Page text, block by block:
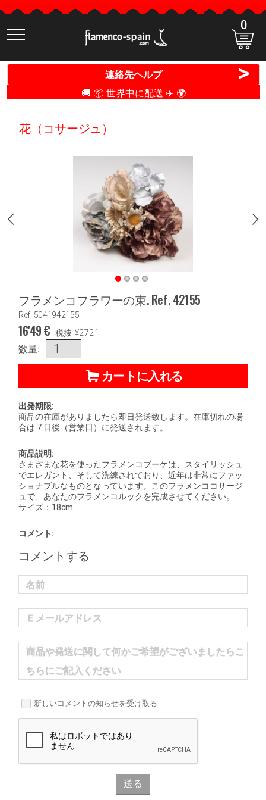
商
品
検
0
連絡先ヘルプ >
🚚 📦 世界中に配送 ✈️ 🌍
花（コサージュ）
フラメンコフラワーの束. Ref. 42155
Ref: 5041942155
16'49€ 税抜 ¥2721
数量:
カートに入れる
出発期限:
商品の在庫がありましたら即日発送致します。在庫切れの場
合は 7 日後（営業日）に発送されます。
商品説明:
さまざまな花を使ったフラメンコブーケは、スタイリッシュ
でエレガント、そして洗練されており、近年は非常にファッ
ショナブルなものとなっています。このフラメンココサージ
ュで、あなたのフラメンコルックを完成させてください。
サイズ：18cm
コメント:
コメントする
名前
Ｅメールアドレス
商品や発送に関して何かご希望がございましたらこ
ちらにご記入ください
新しいコメントの知らせを受け取る
送る